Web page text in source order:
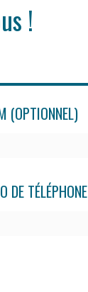
!
(OPTIONNEL)
DE TÉLÉPHONE